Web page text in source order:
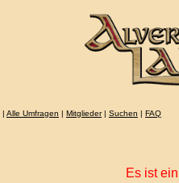
| Alle Umfragen | Mitglieder| Suchen | FAQ
Es ist